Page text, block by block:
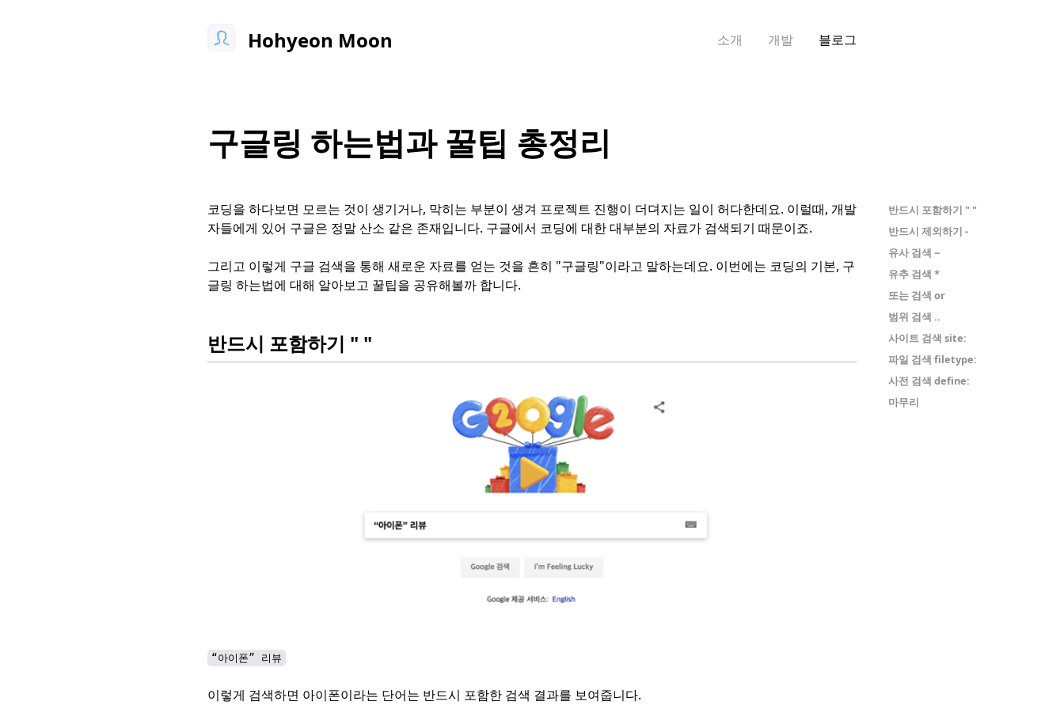
Hohyeon Moon 소개 개발 블로그
구글링 하는법과 꿀팁 총정리
반드시 포함하기 " "
반드시 제외하기 -
유사 검색 ~
유추 검색 *
또는 검색 or
범위 검색 ..
사이트 검색 site:
파일 검색 filetype:
사전 검색 define:
마무리
코딩을 하다보면 모르는 것이 생기거나, 막히는 부분이 생겨 프로젝트 진행이 더뎌지는 일이 허다한데요. 이럴때, 개발
자들에게 있어 구글은 정말 산소 같은 존재입니다. 구글에서 코딩에 대한 대부분의 자료가 검색되기 때문이죠.
그리고 이렇게 구글 검색을 통해 새로운 자료를 얻는 것을 흔히 "구글링"이라고 말하는데요. 이번에는 코딩의 기본, 구
글링 하는법에 대해 알아보고 꿀팁을 공유해볼까 합니다.
반드시 포함하기 " "
“아이폰” 리뷰
이렇게 검색하면 아이폰이라는 단어는 반드시 포함한 검색 결과를 보여줍니다.